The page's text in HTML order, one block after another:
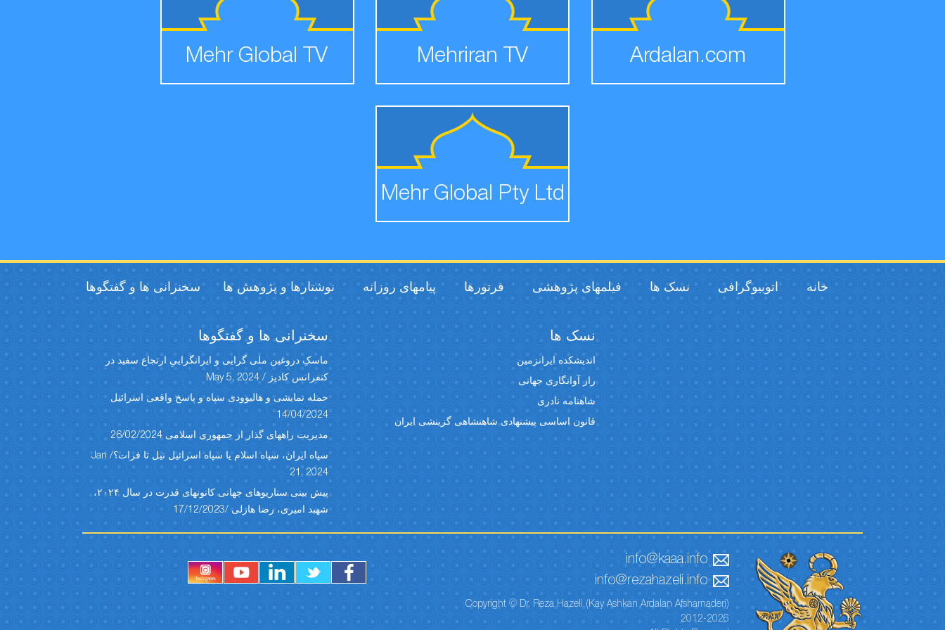
Ardalan.com
Mehriran TV
Mehr Global TV
Mehr Global Pty Ltd
خانه اتوبیوگرافی نسک ها فیلمهای پژوهشی فرتورها پیامهای روزانه نوشتارها و پژوهش ها سخنرانی ها و گفتگوها
نسک ها
اندیشکده ایرانزمین
راز آوانگاری جهانی
شاهنامه نادری
قانون اساسی پیشنهادی شاهنشاهی گزینشی ایران
سخنرانی ها و گفتگوها
ماسکِ دروغین ملی گرایی و ایرانگراییِ ارتجاع سفید در
کنفرانس کادیز / May 5, 2024
حمله نمایشی و هالیوودی سپاه و پاسخ واقعی اسرائیل
14/04/2024
مدیریت راههای گذار از جمهوری اسلامی 26/02/2024
سپاه ایران، سپاه اسلام یا سپاه اسرائیل نیل تا فرات؟/ Jan
21, 2024
پیش بینی سناریوهای جهانی کانونهای قدرت در سال ۲۰۲۴،
شهبد امیری، رضا هازلی /17/12/2023
info@kaaa.info
info@rezahazeli.info
Copyright © Dr. Reza Hazeli (Kay Ashkan Ardalan Afsharnaderi)
2012-2026